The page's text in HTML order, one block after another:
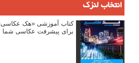
انتخاب لنزک
کتاب آموزشی «هک
برای پیشرفت عکاسی شما